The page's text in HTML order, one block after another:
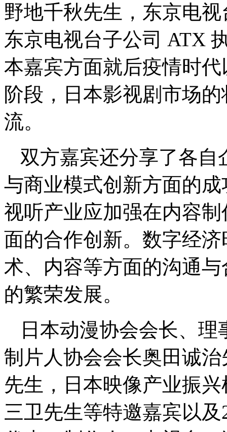
野地千秋先生，东京电
东京电视台子公司 ATX
本嘉宾方面就后疫情时
阶段，日本影视剧市场
流。
双方嘉宾还分享了各
与商业模式创新方面的
视听产业应加强在内容
面的合作创新。数字经
术、内容等方面的沟通
的繁荣发展。
日本动漫协会会长、
制片人协会会长奥田诚
先生，日本映像产业振
三卫先生等特邀嘉宾以